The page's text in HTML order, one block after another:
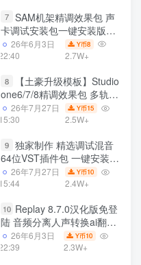
7 SAM机架精调效果包 声
卡调试安装包一键安装版模
板 带插件预设效果文件
26年6月3日
22:40
Y币8
2.7W+
8
【土豪升级模板】Studio
one6/7/8精调效果包 多轨道
效果模式可选 声卡调试好预
设模板 带插件全套文件
26年7月27日
15:30
Y币15
2.5W+
9 独家制作 精选调试混音
64位VST插件包 一键安装
600个效果器合集v2.0 WiN
支持定制
26年7月27日
15:44
Y币10
2.4W+
10 Replay 8.7.0汉化版免登
陆 音频分离人声转换ai翻唱
支持50系显卡 一键安装
WiN
26年6月3日
22:39
Y币10
2.3W+